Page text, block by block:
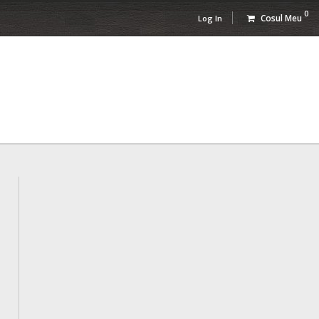
Cosul Meu 0
Log In